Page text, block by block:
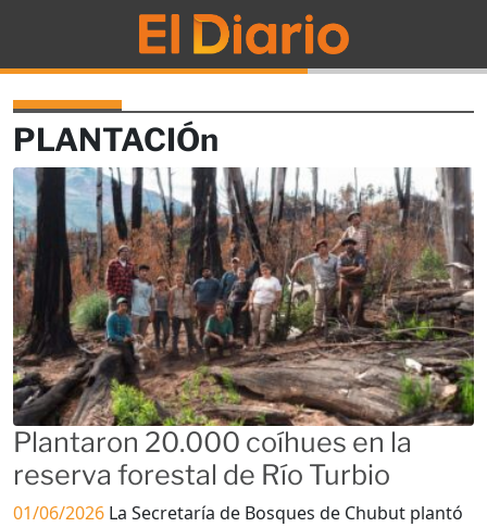
PLANTACIÓn
Plantaron 20.000 coíhues en la
reserva forestal de Río Turbio
01/06/2026 La Secretaría de Bosques de Chubut plantó